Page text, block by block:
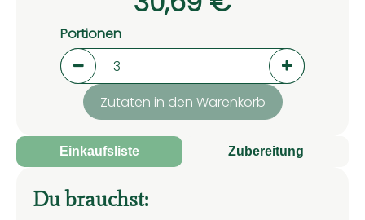
Portionen verringern (aktuell 3 Portionen
Portionen
Portionen
Zutaten in den Warenkorb
Einkaufsliste Zubereitung
Du brauchst: